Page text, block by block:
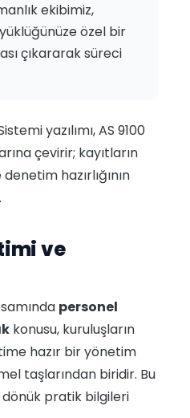
ekibimiz,
özel bir
çıkararak süreci
yazılımı, AS 9100
çevirir; kayıtların
hazırlığının
ve
personel
konusu, kuruluşların
hazır bir yönetim
taşlarından biridir. Bu
pratik bilgileri